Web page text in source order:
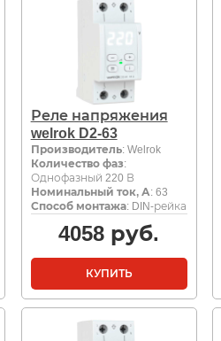
Реле напряжения
welrok D2-63
Производитель: Welrok
Количество фаз:
Однофазный 220 В
Номинальный ток, А: 63
Способ монтажа: DIN-рейка
4058 руб.
КУПИТЬ